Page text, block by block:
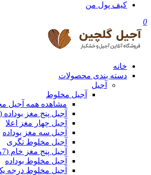
کیف پول من
0
خانه
دسته بندی محصولات
آجیل
آجیل مخلوط
مشاهده همه آجیل
آجیل پنج مغز بوداده (۷مغز)
آجیل چهار مغز اعلا
آجیل سه مغز بوداده
آجیل مخلوط تگری
آجیل پنج مغز خام (7مغز)
آجیل مخلوط بوداده
آجیل مخلوط درجه